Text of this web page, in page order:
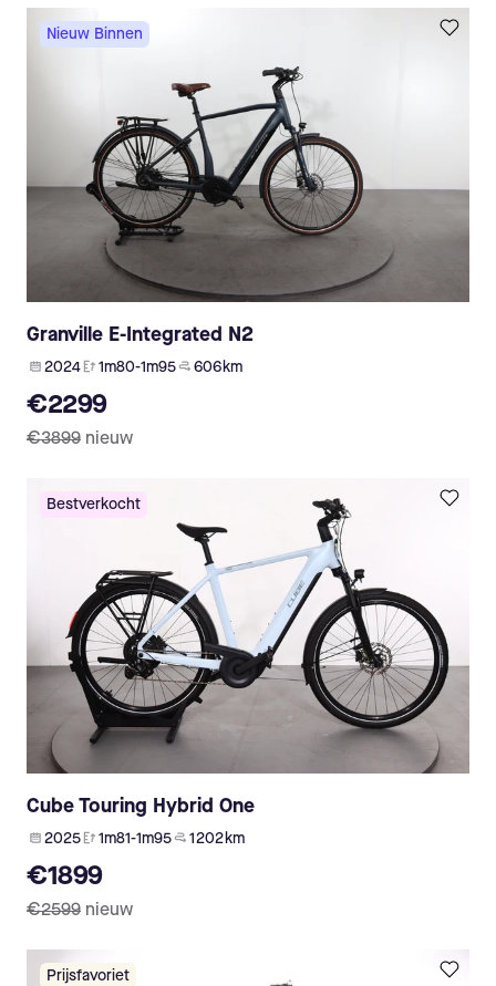
Nieuw Binnen
Granville E-Integrated N2
2024 1m80-1m95 606 km
€2299
€3899 nieuw
Bestverkocht
Cube Touring Hybrid One
2025 1m81-1m95 1 202 km
€1899
€2599 nieuw
Prijsfavoriet